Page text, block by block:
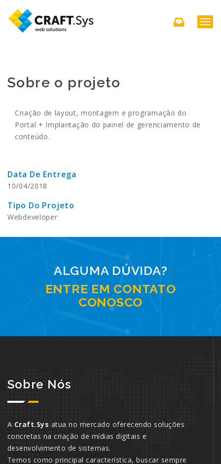
T
Sobre o projeto
Criação de layout, montagem e programação do
Portal + Implantação do painel de gerenciamento de
conteúdo.
Data De Entrega
10/04/2018
Tipo Do Projeto
Webdeveloper
ALGUMA DÚVIDA?
ENTRE EM CONTATO
CONOSCO
Sobre Nós
A Craft.Sys atua no mercado oferecendo soluções
concretas na criação de mídias digitais e
desenvolvimento de sistemas.
Temos como principal característica, buscar sempre